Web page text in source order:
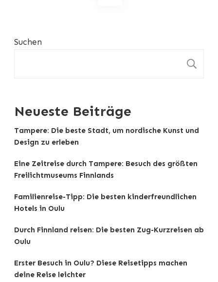
Suchen
Neueste Beiträge
Tampere: Die beste Stadt, um nordische Kunst und
Design zu erleben
Eine Zeitreise durch Tampere: Besuch des größten
Freilichtmuseums Finnlands
Familienreise-Tipp: Die besten kinderfreundlichen
Hotels in Oulu
Durch Finnland reisen: Die besten Zug-Kurzreisen ab
Oulu
Erster Besuch in Oulu? Diese Reisetipps machen
deine Reise leichter